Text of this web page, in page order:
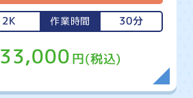
2K 作業時間 30分
33,000円(税込)